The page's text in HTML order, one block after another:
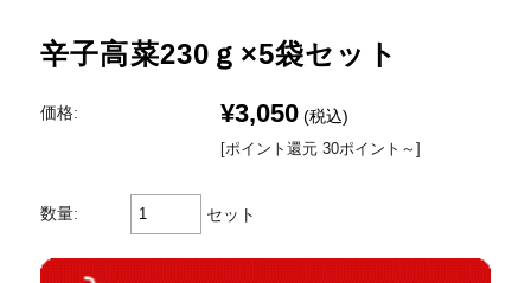
辛子高菜230ｇ×5袋セット
価格: ¥3,050 (税込)
[ポイント還元 30ポイント～]
数量: セット